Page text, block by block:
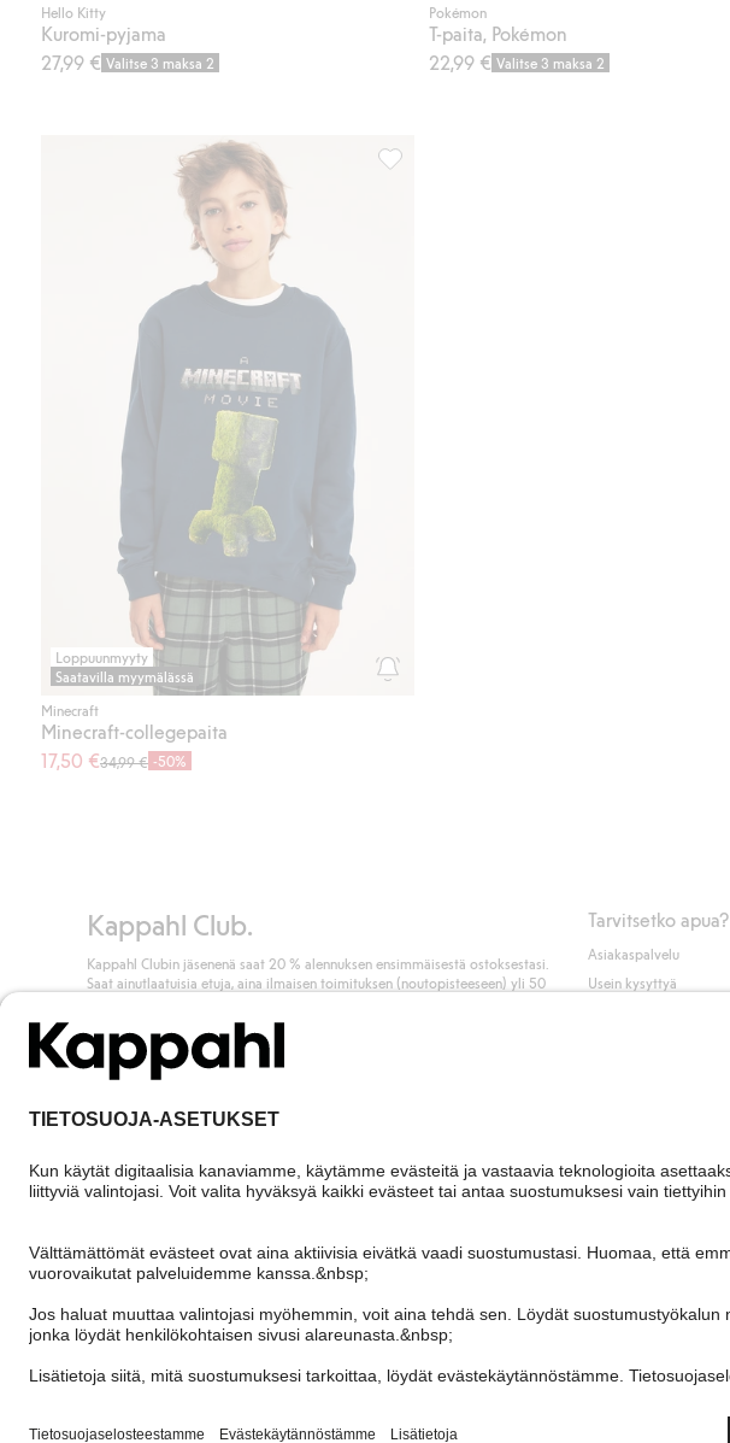
Hello Kitty
Kuromi-pyjama
27,99 € Valitse 3 maksa 2
Pokémon
T-paita, Pokémon
22,99 € Valitse 3 maksa 2
Loppuunmyyty
Saatavilla myymälässä
Minecraft
Minecraft-collegepaita
17,50 €34,99 € -50%
Kappahl Club.
Kappahl Clubin jäsenenä saat 20 % alennuksen ensimmäisestä ostoksestasi.
Saat ainutlaatuisia etuja, aina ilmaisen toimituksen (noutopisteeseen) yli 50
Liity jäseneksi
Tarvitsetko apua?
Asiakaspalvelu
Usein kysyttyä
Peru ostoksesi
Finland Vaihda maata
Cookies